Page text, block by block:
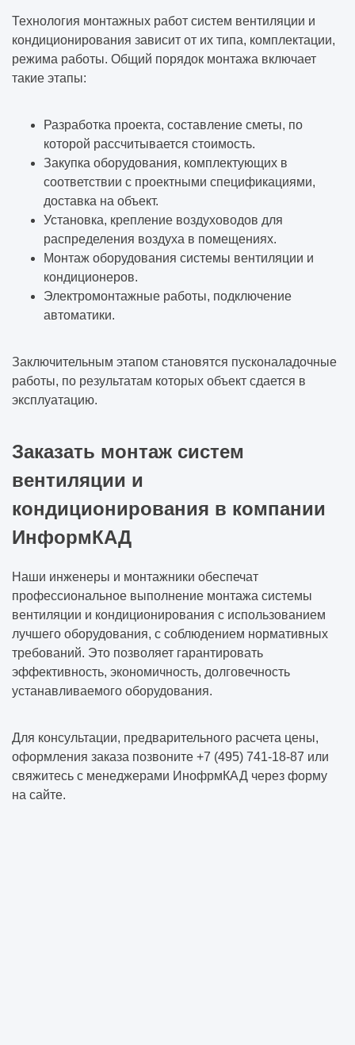
Технология монтажных работ систем вентиляции и
кондиционирования зависит от их типа, комплектации,
режима работы. Общий порядок монтажа включает
такие этапы:
Разработка проекта, составление сметы, по
которой рассчитывается стоимость.
Закупка оборудования, комплектующих в
соответствии с проектными спецификациями,
доставка на объект.
Установка, крепление воздуховодов для
распределения воздуха в помещениях.
Монтаж оборудования системы вентиляции и
кондиционеров.
Электромонтажные работы, подключение
автоматики.
Заключительным этапом становятся пусконаладочные
работы, по результатам которых объект сдается в
эксплуатацию.
Заказать монтаж систем
вентиляции и
кондиционирования в компании
ИнформКАД
Наши инженеры и монтажники обеспечат
профессиональное выполнение монтажа системы
вентиляции и кондиционирования с использованием
лучшего оборудования, с соблюдением нормативных
требований. Это позволяет гарантировать
эффективность, экономичность, долговечность
устанавливаемого оборудования.
Для консультации, предварительного расчета цены,
оформления заказа позвоните +7 (495) 741-18-87 или
свяжитесь с менеджерами ИнофрмКАД через форму
на сайте.
изменить весь объект
Какие решения нельзя отменить после
начала строительства
Как заказчик сам создаёт перерасход, а
потом винит подрядчика